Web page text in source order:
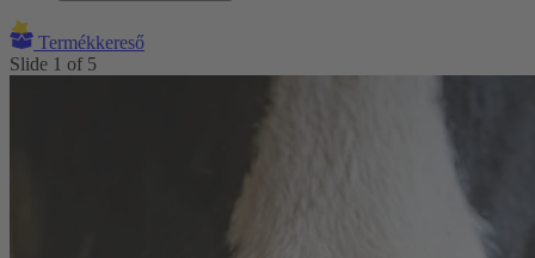
Termékkereső
Slide 1 of 5